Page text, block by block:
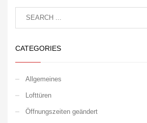
CATEGORIES
Allgemeines
Lofttüren
Öffnungszeiten geändert